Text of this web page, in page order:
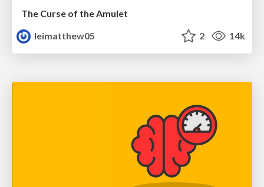
The Curse of the Amulet
leimatthew05
2 14k